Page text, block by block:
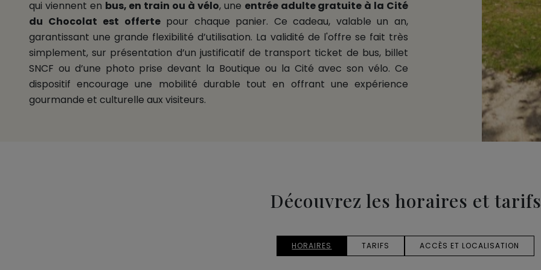
qui viennent en bus, en train ou à vélo, une entrée adulte gratuite à la Cité
du Chocolat est offertepour chaque panier. Ce cadeau, valable un an,
garantissant une grande flexibilité d’utilisation. La validité de l'offre se fait très
simplement, sur présentation d’un justificatif de transport ticket de bus, billet
SNCF ou d’une photo prise devant la Boutique ou la Cité avec son vélo. Ce
dispositif encourage une mobilité durable tout en offrant une expérience
gourmande et culturelle aux visiteurs.
Découvrez les horaires et tarifs
HORAIRES TARIFS ACCÈS ET LOCALISATION